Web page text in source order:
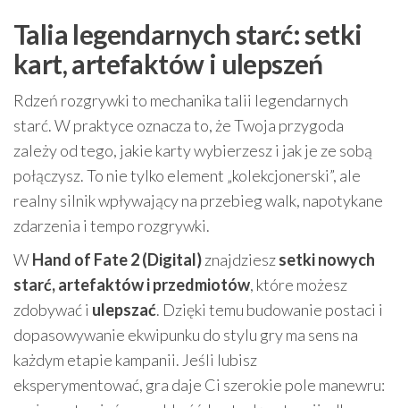
Talia legendarnych starć: setki
kart, artefaktów i ulepszeń
Rdzeń rozgrywki to mechanika talii legendarnych
starć. W praktyce oznacza to, że Twoja przygoda
zależy od tego, jakie karty wybierzesz i jak je ze sobą
połączysz. To nie tylko element „kolekcjonerski”, ale
realny silnik wpływający na przebieg walk, napotykane
zdarzenia i tempo rozgrywki.
WHand of Fate 2 (Digital)znajdzieszsetki nowych
starć, artefaktów i przedmiotów, które możesz
zdobywać i ulepszać. Dzięki temu budowanie postaci i
dopasowywanie ekwipunku do stylu gry ma sens na
każdym etapie kampanii. Jeśli lubisz
eksperymentować, gra daje Ci szerokie pole manewru: